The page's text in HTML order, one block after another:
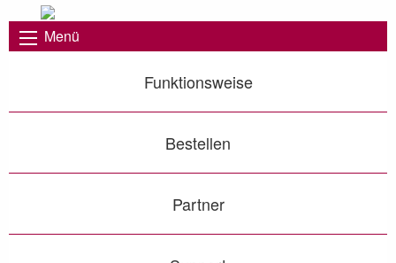
Menü
Funktionsweise
Bestellen
Partner